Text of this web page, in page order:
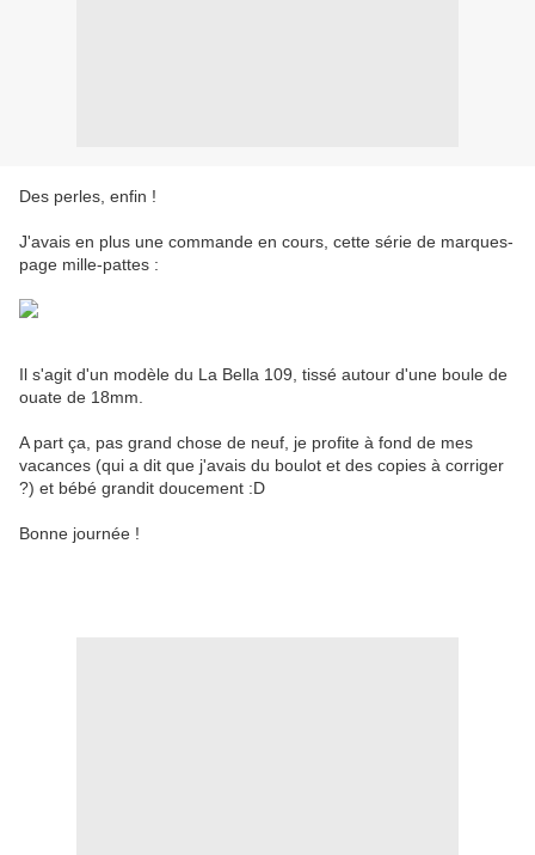
Des perles, enfin !
J'avais en plus une commande en cours, cette série de marques-
page mille-pattes :
Il s'agit d'un modèle du La Bella 109, tissé autour d'une boule de
ouate de 18mm.
A part ça, pas grand chose de neuf, je profite à fond de mes
vacances (qui a dit que j'avais du boulot et des copies à corriger
?) et bébé grandit doucement :D
Bonne journée !